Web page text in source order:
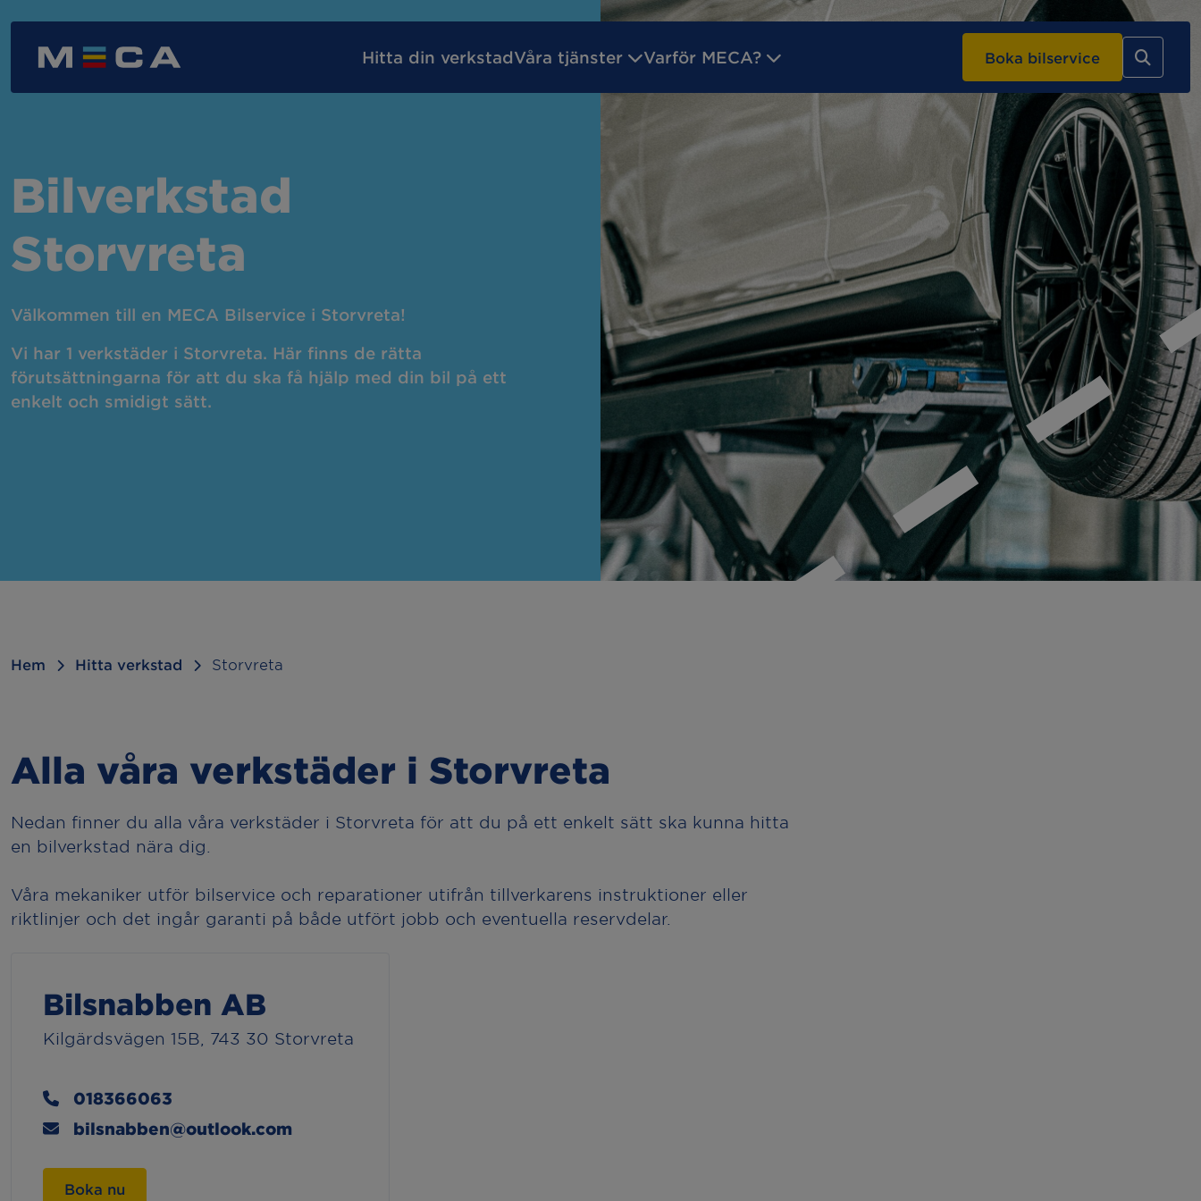
Hitta din verkstadVåra tjänster
Byta bromsar
Däckbyte Däckreparation Däckhotell
Felsökning
service
Oljebyte
Motorvärmare
Dragkrok
Vi tar hand
om din elbil
Vi tar hand om din
MECA Fleet
Varför MECA?
BarncancerfondenBarnens MECA
Boka bilservice
Bilverkstad
Storvreta
Välkommen till en MECA Bilservice i Storvreta!
Vi har 1 verkstäder i Storvreta. Här finns de rätta
förutsättningarna för att du ska få hjälp med din bil på ett
enkelt och smidigt sätt.
Hem Hitta verkstad Storvreta
Alla våra verkstäder i Storvreta
Nedan finner du alla våra verkstäder i Storvreta för att du på ett enkelt sätt ska kunna hitta
en bilverkstad nära dig.
Våra mekaniker utför bilservice och reparationer utifrån tillverkarens instruktioner eller
riktlinjer och det ingår garanti på både utfört jobb och eventuella reservdelar.
Bilsnabben AB
Kilgärdsvägen 15B, 743 30 Storvreta
018366063
bilsnabben@outlook.com
Boka nu